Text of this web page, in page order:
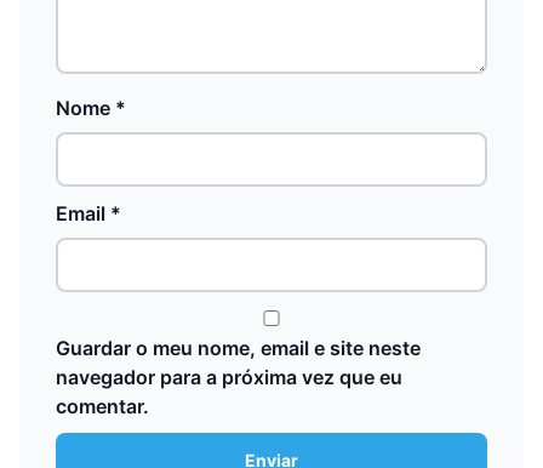
Nome *
Email *
Guardar o meu nome, email e site neste
navegador para a próxima vez que eu
comentar.